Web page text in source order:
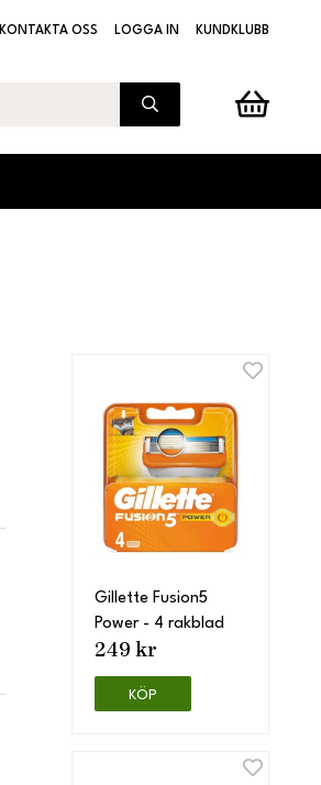
KONTAKTA OSS LOGGA IN KUNDKLUBB
Gillette Fusion5
Power - 4 rakblad
249 kr
KÖP